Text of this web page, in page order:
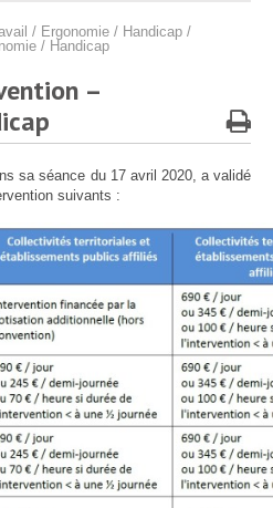
▼
/ Ergonomie / Handicap /
/ Handicap
–
sa séance du 17 avril 2020, a validé
suivants :